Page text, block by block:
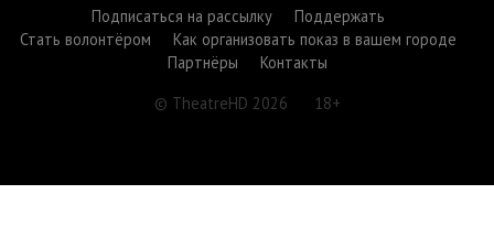
Подписаться на рассылку
Поддержать
Стать волонтёром
Как организовать показ в вашем городе
Партнёры
Контакты
© TheatreHD 2026
18+